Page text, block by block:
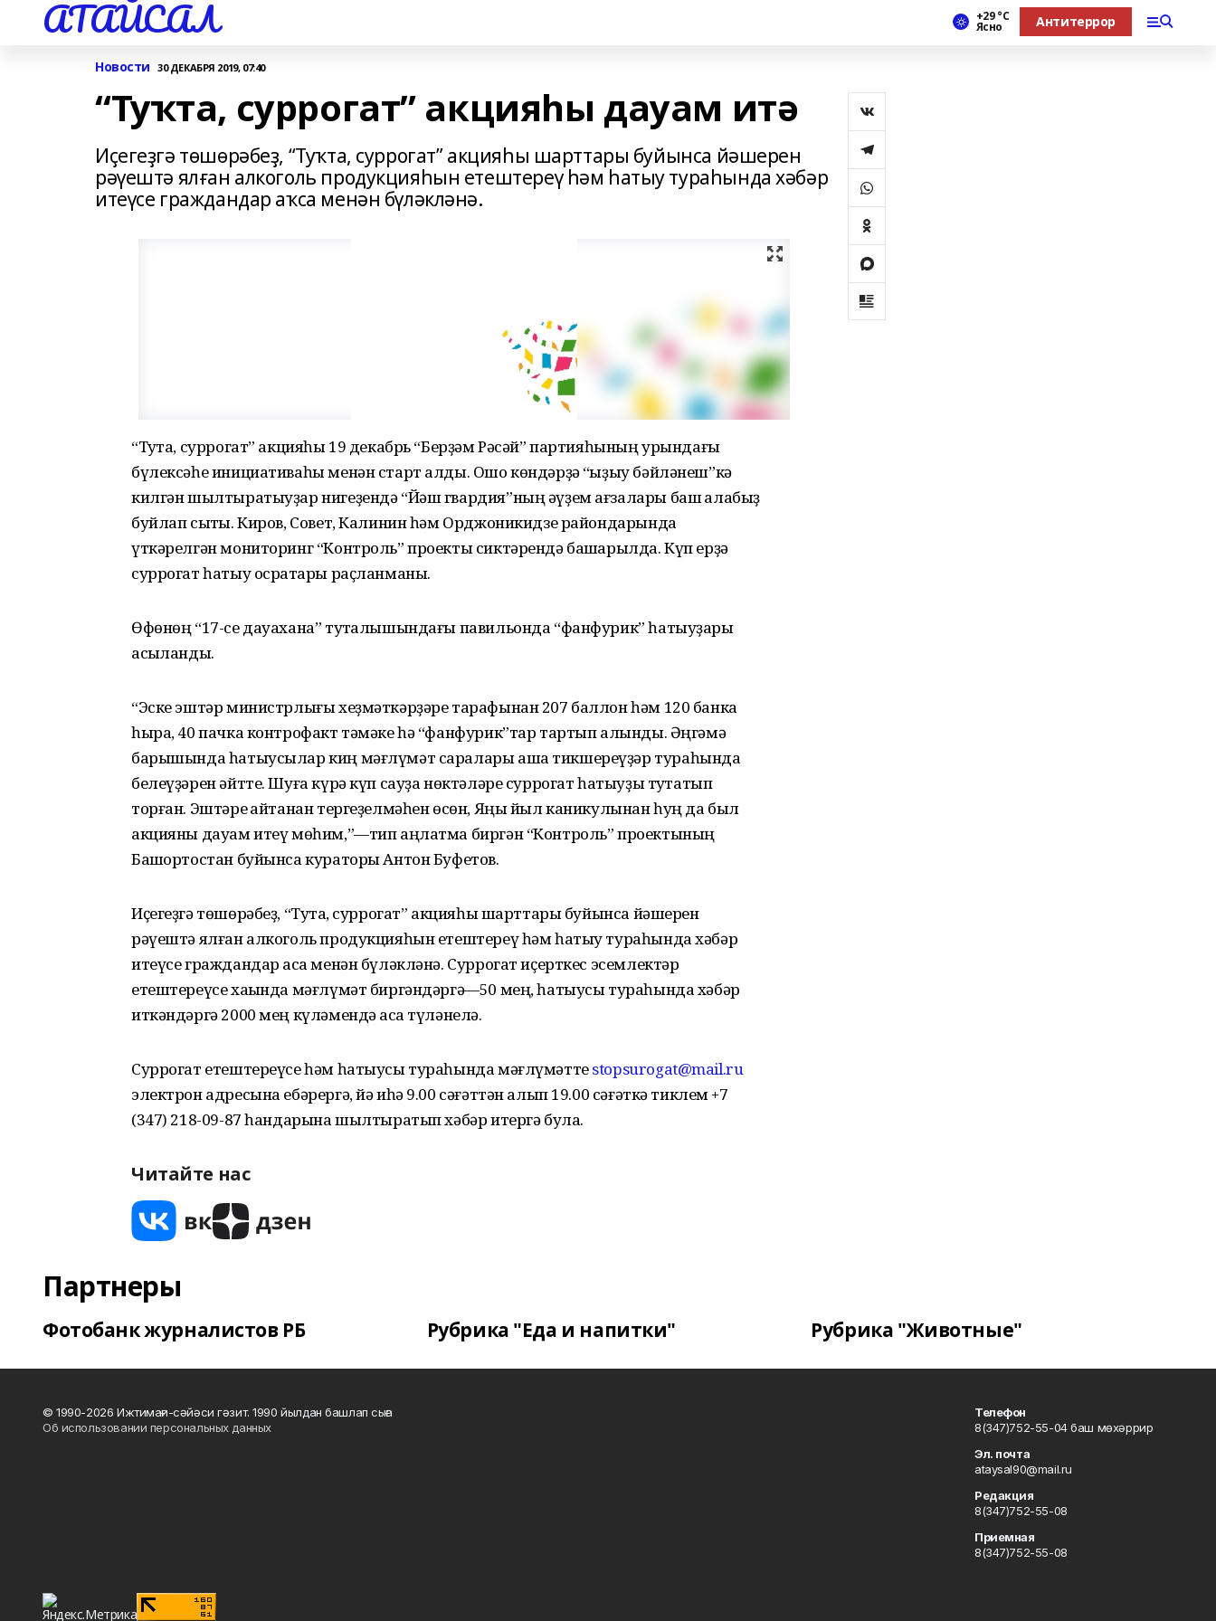
АТАЙСАЛ +29 °С
Ясно Антитеррор
Новости 30 ДЕКАБРЯ 2019, 07:40
“Туҡта, суррогат” акцияһы дауам итә
Иҫегеҙгә төшөрәбеҙ, “Туҡта, суррогат” акцияһы шарттары буйынса йәшерен
рәүештә ялған алкоголь продукцияһын етештереү һәм һатыу тураһында хәбәр
итеүсе граждандар аҡса менән бүләкләнә.
“Туҡта, суррогат” акцияһы 19 декабрь “Берҙәм Рәсәй” партияһының урындағы
бүлексәһе инициативаһы менән старт алды. Ошо көндәрҙә “ҡыҙыу бәйләнеш”кә
килгән шылтыратыуҙар нигеҙендә “Йәш гвардия”ның әүҙем ағзалары баш ҡалабыҙ
буйлап сыҡты. Киров, Совет, Калинин һәм Орджоникидзе райондарында
үткәрелгән мониторинг “Контроль” проекты сиктәрендә башҡарылда. Күп ерҙә
суррогат һатыу осраҡтары раҫланманы.
Өфөнөң “17-се дауахана” туҡталышындағы павильонда “фанфурик” һатыуҙары
асыҡланды.
“Эске эштәр министрлығы хеҙмәткәрҙәре тарафынан 207 баллон һәм 120 банка
һыра, 40 пачка контрофакт тәмәке һә “фанфурик”тар тартып алынды. Әңгәмә
барышында һатыусылар киң мәғлүмәт саралары аша тикшереүҙәр тураһында
белеүҙәрен әйтте. Шуға күрә күп сауҙа нөктәләре суррогат һатыуҙы туҡтатып
торған. Эштәре ҡайтанан тергеҙелмәһен өсөн, Яңы йыл каникулынан һуң да был
акцияны дауам итеү мөһим,”—тип аңлатма биргән “Контроль” проектының
Башҡортостан буйынса кураторы Антон Буфетов.
Иҫегеҙгә төшөрәбеҙ, “Туҡта, суррогат” акцияһы шарттары буйынса йәшерен
рәүештә ялған алкоголь продукцияһын етештереү һәм һатыу тураһында хәбәр
итеүсе граждандар аҡса менән бүләкләнә. Суррогат иҫерткес эсемлектәр
етештереүсе хаҡында мәғлүмәт биргәндәргә—50 мең, һатыусы тураһында хәбәр
иткәндәргә 2000 мең күләмендә аҡса түләнелә.
Суррогат етештереүсе һәм һатыусы тураһында мәғлүмәттеstopsurogat@mail.ru
электрон адресына ебәрергә, йә иһә 9.00 сәғәттән алып 19.00 сәғәткә тиклем +7
(347) 218-09-87 һандарына шылтыратып хәбәр итергә була.
Читайте нас
Партнеры
Фотобанк журналистов РБ Рубрика "Еда и напитки" Рубрика "Животные"
© 1990-2026 Ижтимағи-сәйәси гәзит. 1990 йылдан башлап сыға
Об использовании персональных данных
Телефон
8(347)752-55-04 баш мөхәррир
Эл. почта
ataysal90@mail.ru
Редакция
8(347)752-55-08
Приемная
8(347)752-55-08